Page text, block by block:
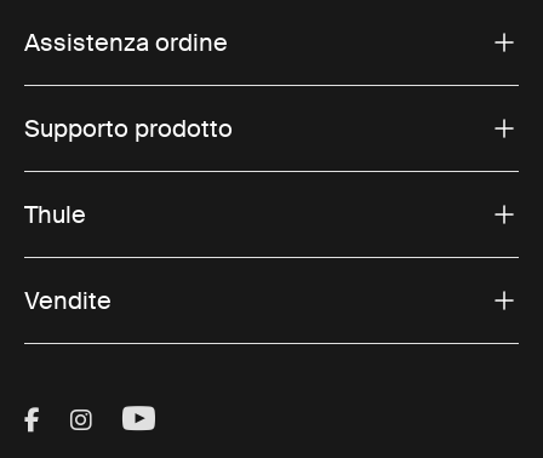
Assistenza ordine
Supporto prodotto
Thule
Vendite
Visit Thule on Facebook (external link)
Visit Thule on Instagram (external link)
Visit Thule on Youtube (external